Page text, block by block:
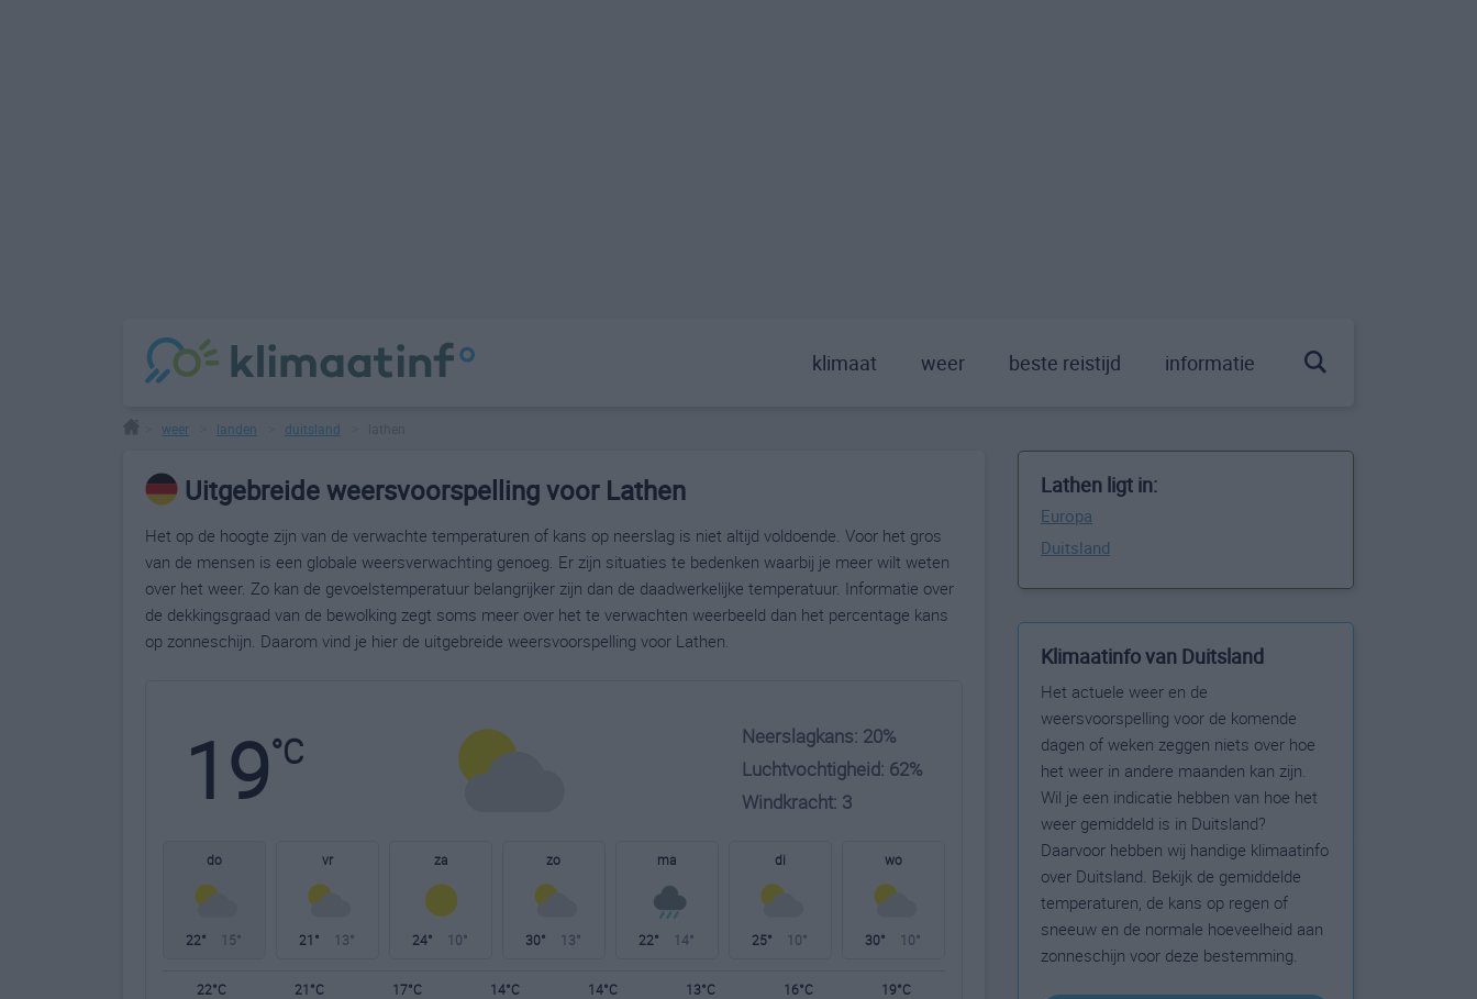
klimaat weer beste reistijd informatie
weer landen duitsland
Uitgebreide weersvoorspelling voor Lathen
Het op de hoogte zijn van de verwachte temperaturen of kans op neerslag is niet altijd voldoende. Voor het gros
van de mensen is een globale weersverwachting genoeg. Er zijn situaties te bedenken waarbij je meer wilt weten
over het weer. Zo kan de gevoelstemperatuur belangrijker zijn dan de daadwerkelijke temperatuur. Informatie over
de dekkingsgraad van de bewolking zegt soms meer over het te verwachten weerbeeld dan het percentage kans
op zonneschijn. Daarom vind je hier de uitgebreide weersvoorspelling voor Lathen.
19°C
Neerslagkans: 20%
Luchtvochtigheid: 62%
Windkracht: 3
do
22° 15°
vr
21° 13°
za
24° 10°
zo
30° 13°
ma
22° 14°
di
25° 10°
wo
30° 10°
22°C 21°C 17°C 14°C 14°C 13°C 16°C 19°C
Lathen ligt in:
Europa
Duitsland
Klimaatinfo van Duitsland
Het actuele weer en de
weersvoorspelling voor de komende
dagen of weken zeggen niets over hoe
het weer in andere maanden kan zijn.
Wil je een indicatie hebben van hoe het
weer gemiddeld is in Duitsland?
Daarvoor hebben wij handige klimaatinfo
over Duitsland. Bekijk de gemiddelde
temperaturen, de kans op regen of
sneeuw en de normale hoeveelheid aan
zonneschijn voor deze bestemming.